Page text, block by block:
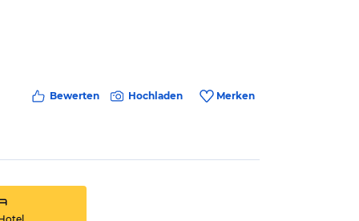
Bewerten Hochladen Merken